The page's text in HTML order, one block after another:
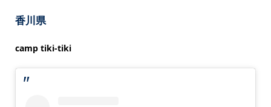
香川県
camp tiki-tiki